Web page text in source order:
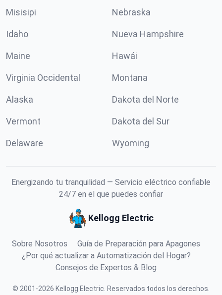
Misisipi Nebraska
Idaho Nueva Hampshire
Maine Hawái
Virginia Occidental Montana
Alaska Dakota del Norte
Vermont Dakota del Sur
Delaware Wyoming
Energizando tu tranquilidad — Servicio eléctrico confiable
24/7 en el que puedes confiar
Kellogg Electric
Sobre Nosotros
Guía de Preparación para Apagones
¿Por qué actualizar a Automatización del Hogar?
Consejos de Expertos & Blog
© 2001 -2026 Kellogg Electric Reservados todos los derechos.